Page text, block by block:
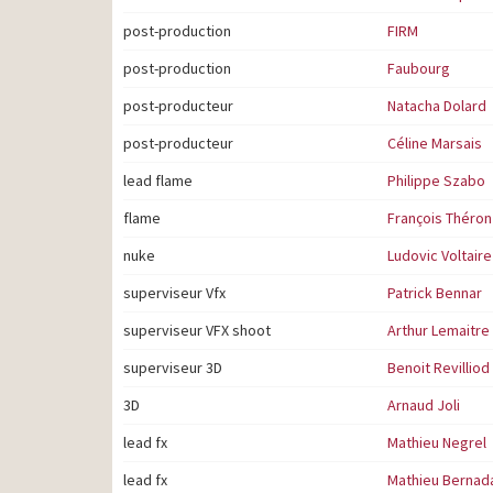
post-production
FIRM
post-production
Faubourg
post-producteur
Natacha Dolard
post-producteur
Céline Marsais
lead flame
Philippe Szabo
flame
François Théron
nuke
Ludovic Voltaire
superviseur Vfx
Patrick Bennar
superviseur VFX shoot
Arthur Lemaitre
superviseur 3D
Benoit Revilliod
3D
Arnaud Joli
lead fx
Mathieu Negrel
lead fx
Mathieu